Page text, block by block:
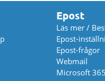
Epost
Läs mer /
Epost-
Epost-frågor
Webmail
Microsoft 365